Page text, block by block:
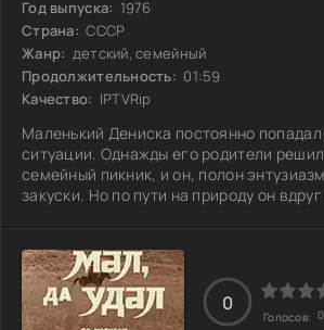
Год выпуска: 1976
Страна: СССР
Жанр: детский, семейный
Продолжительность: 01:59
Качество: IPTVRip
Маленький Дениска постоянно
ситуации. Однажды его родители
семейный пикник, и он, полон
закуски. Но по пути на природу он
столько народу, что еда быстро
настоящая охота за последней
Дениска вместе с другом устроил
лестницей. Они придумали массу
в итоге их план провалился,
0
Голосов: 0